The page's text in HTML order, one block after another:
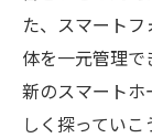
た、スマート
体を一元管理
新のスマート
しく探ってい